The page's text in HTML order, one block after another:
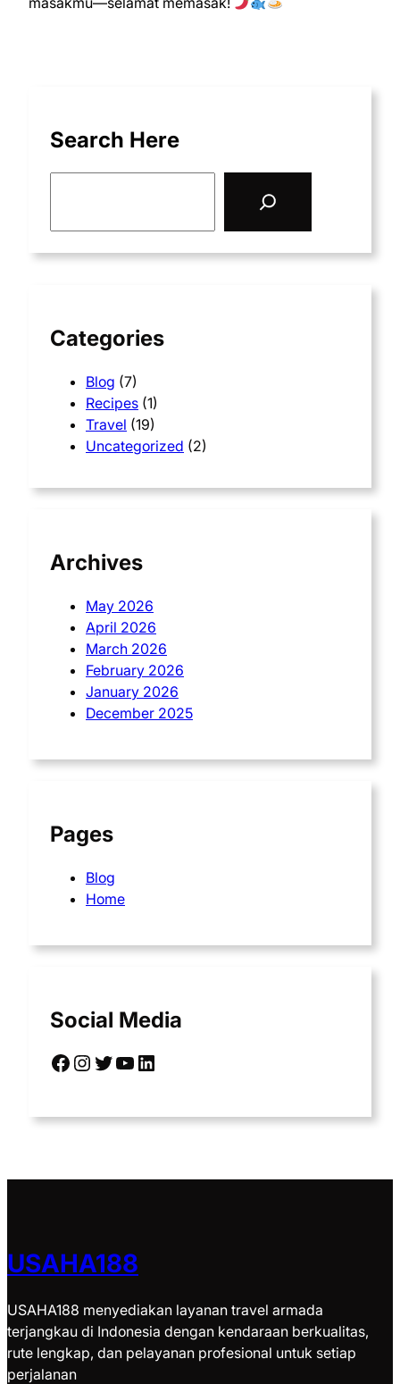
Search Here
Categories
Blog (7)
Recipes (1)
Travel (19)
Uncategorized (2)
Archives
May 2026
April 2026
March 2026
February 2026
January 2026
December 2025
Pages
Blog
Home
Social Media
Facebook Instagram Twitter YouTube LinkedIn
USAHA188
USAHA188 menyediakan layanan travel armada
terjangkau di Indonesia dengan kendaraan berkualitas,
rute lengkap, dan pelayanan profesional untuk setiap
perjalanan